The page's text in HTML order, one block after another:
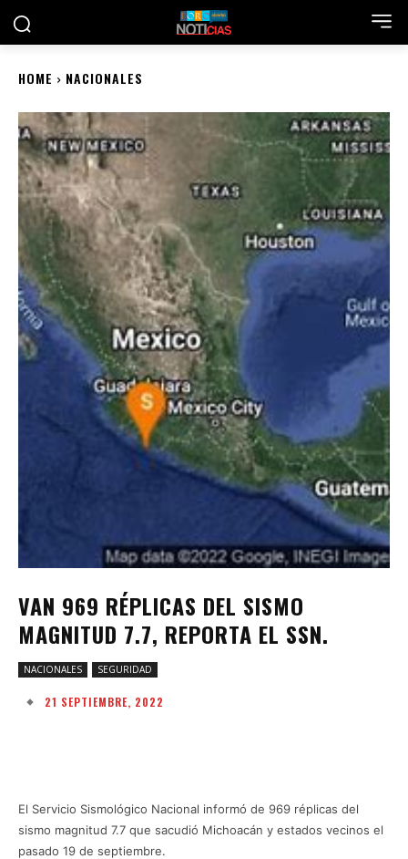
HOME NACIONALES
VAN 969 RÉPLICAS DEL SISMO
MAGNITUD 7.7, REPORTA EL SSN.
NACIONALES SEGURIDAD
21 SEPTIEMBRE, 2022
El Servicio Sismológico Nacional informó de 969 réplicas del
sismo magnitud 7.7 que sacudió Michoacán y estados vecinos el
pasado 19 de septiembre.